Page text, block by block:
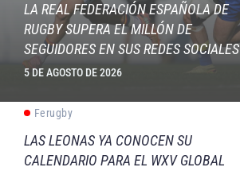
LA REAL FEDERACIÓN ESPAÑOLA DE
RUGBY SUPERA EL MILLÓN DE
SEGUIDORES EN SUS REDES SOCIALES
5 DE AGOSTO DE 2026
Ferugby
LAS LEONAS YA CONOCEN SU
CALENDARIO PARA EL WXV GLOBAL